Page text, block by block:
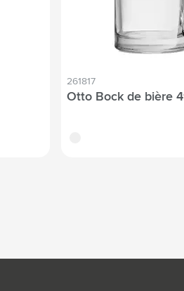
261817
Otto Bock de bière